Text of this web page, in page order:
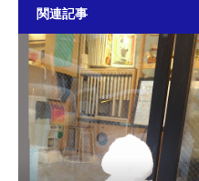
関連記事